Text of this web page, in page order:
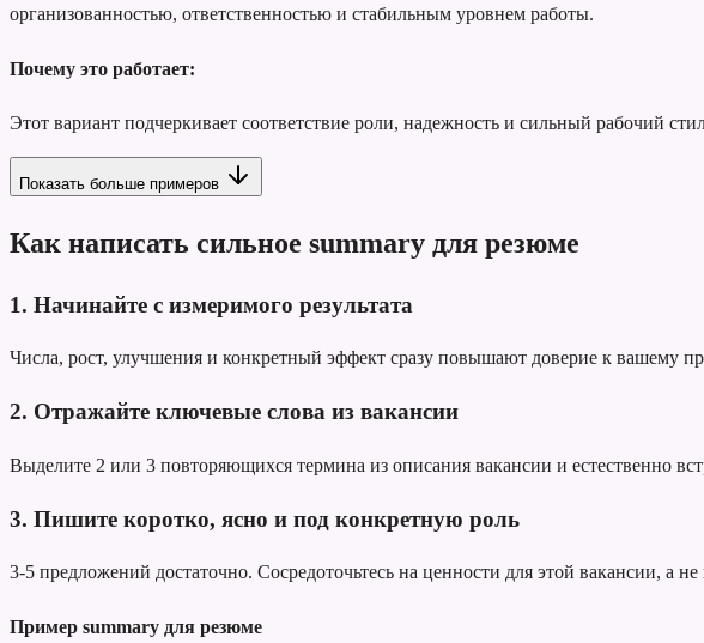
организованностью, ответственностью и стабильным уровнем работы.
Почему это работает:
Этот вариант подчеркивает соответствие роли, надежность и сильный рабочий
Показать больше примеров
Как написать сильное summary для резюме
1. Начинайте с измеримого результата
Числа, рост, улучшения и конкретный эффект сразу повышают доверие к вашему
2. Отражайте ключевые слова из вакансии
Выделите 2 или 3 повторяющихся термина из описания вакансии и естественно
3. Пишите коротко, ясно и под конкретную роль
3-5 предложений достаточно. Сосредоточьтесь на ценности для этой вакансии, а
Пример summary для резюме